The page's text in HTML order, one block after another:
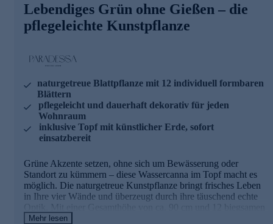
Lebendiges Grün ohne Gießen – die
pflegeleichte Kunstpflanze
naturgetreue Blattpflanze mit 12 individuell formbaren
Blättern
pflegeleicht und dauerhaft dekorativ für jeden
Wohnraum
inklusive Topf mit künstlicher Erde, sofort
einsatzbereit
Grüne Akzente setzen, ohne sich um Bewässerung oder
Standort zu kümmern – diese Wassercanna im Topf macht es
möglich. Die naturgetreue Kunstpflanze bringt frisches Leben
in Ihre vier Wände und überzeugt durch ihre täuschend echte
Optik. Mit einer Gesamthöhe von ca. 90 cm und 12 biegsamen
Blättern lässt sie sich nach Ihren Wünschen gestalten. Der
Mehr lesen